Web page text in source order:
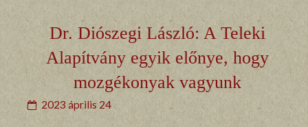
Dr. Diószegi László: A Teleki
Alapítvány egyik előnye, hogy
mozgékonyak vagyunk
2023 április 24